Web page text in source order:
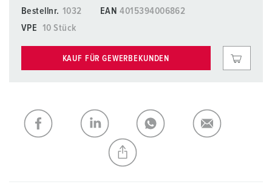
Bestellnr. 1032 EAN 4015394006862
VPE
10 Stück
KAUF FÜR GEWERBEKUNDEN